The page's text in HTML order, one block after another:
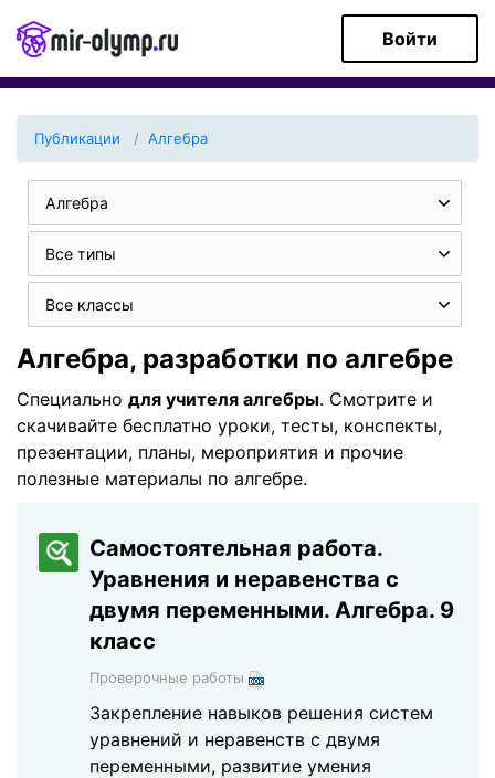
Войти
Публикации Алгебра
Алгебра
Все типы
Все классы
Алгебра, разработки по алгебре
Специально для учителя алгебры. Смотрите и
скачивайте бесплатно уроки, тесты, конспекты,
презентации, планы, мероприятия и прочие
полезные материалы по алгебре.
Самостоятельная работа.
Уравнения и неравенства с
двумя переменными. Алгебра. 9
класс
Проверочные работы
Закрепление навыков решения систем
уравнений и неравенств с двумя
переменными, развитие умения